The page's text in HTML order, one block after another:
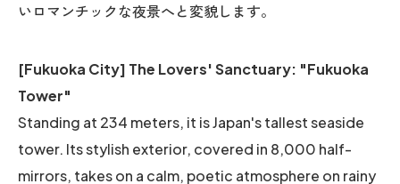
いロマンチックな夜景へと変貌します。
[Fukuoka City] The Lovers' Sanctuary: "Fukuoka
Tower"
Standing at 234 meters, it is Japan's tallest seaside
tower. Its stylish exterior, covered in 8,000 half-
mirrors, takes on a calm, poetic atmosphere on rainy